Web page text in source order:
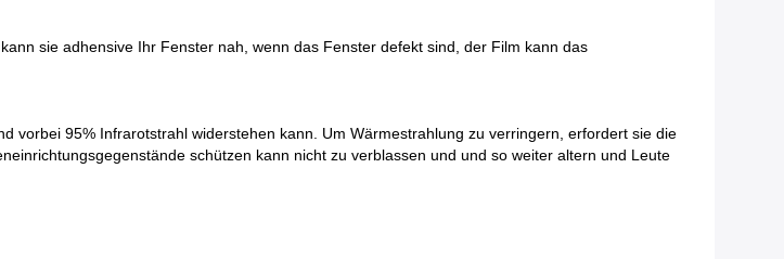
sie adhensive Ihr Fenster nah, wenn das Fenster defekt sind, der Film kann das
vorbei 95% Infrarotstrahl widerstehen kann. Um Wärmestrahlung zu verringern, erfordert sie die
schützen kann nicht zu verblassen und und so weiter altern und Leute